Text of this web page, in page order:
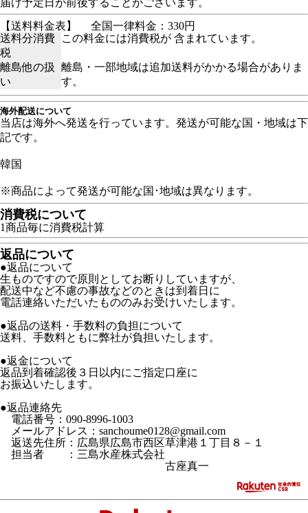
届け予定日が前後することがございます。
【送料料金表】
全国一律料金：330円
送料分消費
税
この料金には消費税が 含まれています。
離島他の扱
い
離島・一部地域は追加送料がかかる場合がありま
す。
海外配送について
当店は海外へ発送を行っています。発送が可能な国・地域は下
記です。
韓国
※商品によって発送が可能な国･地域は異なります。
消費税について
1商品毎に消費税計算
返品について
●返品について
生ものですので原則としてお断りしていますが、
配送中など不慮の事故などのときは到着日に
電話連絡いただいたもののみお受けいたします。
●返品の送料・手数料の負担について
送料、手数料ともに弊社が負担いたします。
●返金について
返品到着確認後３日以内にご指定口座に
お振込いたします。
●返品連絡先
電話番号：090-8996-1003
メールアドレス：sanchoume0128@gmail.com
返送先住所：広島県広島市西区草津港１丁目８－１
担当者 ：三島水産株式会社
古座真一